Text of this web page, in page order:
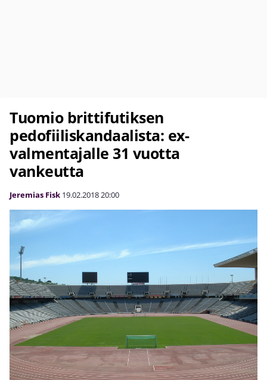
Tuomio brittifutiksen
pedofiiliskandaalista: ex-
valmentajalle 31 vuotta
vankeutta
Jeremias Fisk 19.02.201820:00